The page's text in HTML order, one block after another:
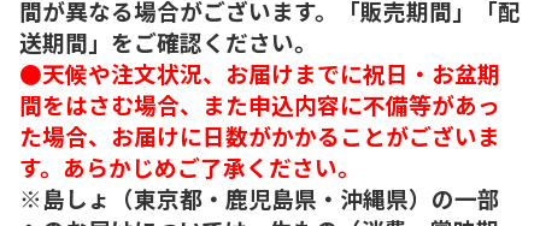
間が異なる場合がございます。「販売期間」「配
送期間」をご確認ください。
●天候や注文状況、お届けまでに祝日・お盆期
間をはさむ場合、また申込内容に不備等があっ
た場合、お届けに日数がかかることがございま
す。あらかじめご了承ください。
※島しょ（東京都・鹿児島県・沖縄県）の一部